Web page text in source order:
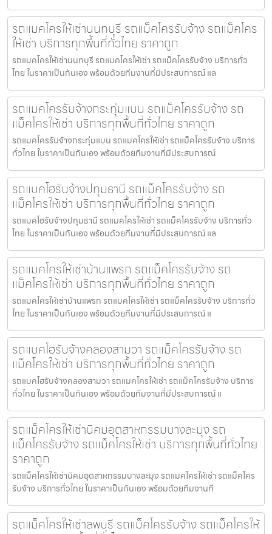
รถแมคโครให้เช่านนทบุรี รถแม็คโครรับจ้าง รถแม็คโคร
ให้เช่า บริการทุกพื้นที่ทั่วไทย ราคาถูก
รถแมคโครให้เช่านนทบุรี รถแมคโครให้เช่า รถแม็คโครรับจ้าง บริการทั่ว
ไทย ในราคาเป็นกันเอง พร้อมด้วยทีมงานที่มีประสบการณ์ แล
รถแมคโครรับจ้างกระทุ่มแบน รถแม็คโครรับจ้าง รถ
แม็คโครให้เช่า บริการทุกพื้นที่ทั่วไทย ราคาถูก
รถแมคโครรับจ้างกระทุ่มแบน รถแมคโครให้เช่า รถแม็คโครรับจ้าง บริการ
ทั่วไทย ในราคาเป็นกันเอง พร้อมด้วยทีมงานที่มีประสบการณ์
รถแบคโฮรับจ้างปทุมธานี รถแม็คโครรับจ้าง รถ
แม็คโครให้เช่า บริการทุกพื้นที่ทั่วไทย ราคาถูก
รถแบคโฮรับจ้างปทุมธานี รถแมคโครให้เช่า รถแม็คโครรับจ้าง บริการทั่ว
ไทย ในราคาเป็นกันเอง พร้อมด้วยทีมงานที่มีประสบการณ์ แล
รถแมคโครให้เช่าบ้านแพรก รถแม็คโครรับจ้าง รถ
แม็คโครให้เช่า บริการทุกพื้นที่ทั่วไทย ราคาถูก
รถแมคโครให้เช่าบ้านแพรก รถแมคโครให้เช่า รถแม็คโครรับจ้าง บริการทั่ว
ไทย ในราคาเป็นกันเอง พร้อมด้วยทีมงานที่มีประสบการณ์ แ
รถแบคโฮรับจ้างคลองสามวา รถแม็คโครรับจ้าง รถ
แม็คโครให้เช่า บริการทุกพื้นที่ทั่วไทย ราคาถูก
รถแบคโฮรับจ้างคลองสามวา รถแมคโครให้เช่า รถแม็คโครรับจ้าง บริการ
ทั่วไทย ในราคาเป็นกันเอง พร้อมด้วยทีมงานที่มีประสบการณ์ แ
รถแม็คโครให้เช่านิคมอุตสาหกรรมบางละมุง รถ
แม็คโครรับจ้าง รถแม็คโครให้เช่า บริการทุกพื้นที่ทั่วไทย
ราคาถูก
รถแม็คโครให้เช่านิคมอุตสาหกรรมบางละมุง รถแมคโครให้เช่า รถแม็คโคร
รับจ้าง บริการทั่วไทย ในราคาเป็นกันเอง พร้อมด้วยทีมงานที
รถแม็คโครให้เช่าลพบุรี รถแม็คโครรับจ้าง รถแม็คโครให้